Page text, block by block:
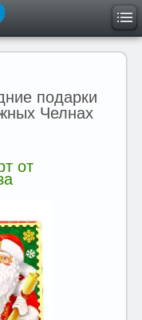
подарки
Челнах
от